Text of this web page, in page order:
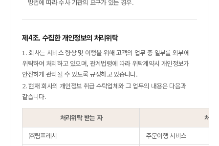
방법에 따라 수사 기관의 요구가 있는 경우.
제4조. 수집한 개인정보의 처리위탁
1. 회사는 서비스 향상 및 이행을 위해 고객의 업무 중 일부를 외부에
위탁하여 처리하고 있으며, 관계법령에 따라 위탁계약시 개인정보가
안전하게 관리될 수 있도록 규정하고 있습니다.
2. 현재 회사의 개인정보 취급 수탁업체와 그 업무의 내용은 다음과
같습니다.
처리위탁 받는 자
처리
㈜팀프레시
주문이행 서비스